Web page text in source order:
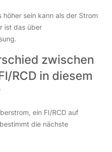
sein kann als der Strom
ist das über
zwischen
RCD in diesem
ein FI/RCD auf
die nächste